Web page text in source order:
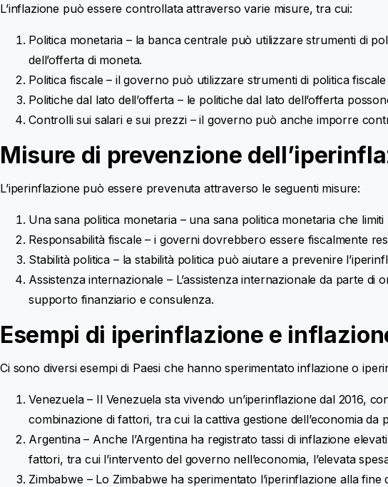
L’inflazione può essere controllata attraverso varie misure, tra cui:
Politica monetaria – la banca centrale può utilizzare strumenti di
dell’offerta di moneta.
Politica fiscale – il governo può utilizzare strumenti di politica
Politiche dal lato dell’offerta – le politiche dal lato dell’offerta
Controlli sui salari e sui prezzi – il governo può anche imporre
Misure di prevenzione
L’iperinflazione può essere prevenuta attraverso le seguenti misure:
Una sana politica monetaria – una sana politica monetaria che
Responsabilità fiscale – i governi dovrebbero essere fiscalmente
Stabilità politica – la stabilità politica può aiutare a prevenire
Assistenza internazionale – L’assistenza internazionale da parte
supporto finanziario e consulenza.
Esempi di iperinflazione e
Ci sono diversi esempi di Paesi che hanno sperimentato inflazione o
Venezuela – Il Venezuela sta vivendo un’iperinflazione dal 2016,
combinazione di fattori, tra cui la cattiva gestione dell’economia
Argentina – Anche l’Argentina ha registrato tassi di inflazione
fattori, tra cui l’intervento del governo nell’economia, l’elevata
Zimbabwe – Lo Zimbabwe ha sperimentato l’iperinflazione alla